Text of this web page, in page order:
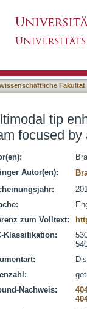
Fakultät
tip
focused
Autor(en):
zum Volltext:
Klassifikation:
Nachweis: